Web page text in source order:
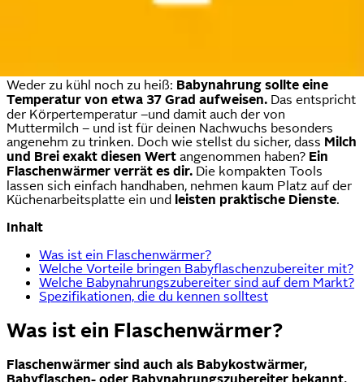
Weder zu kühl noch zu heiß: Babynahrung sollte eine
Temperatur von etwa 37 Grad aufweisen. Das entspricht
der Körpertemperatur –und damit auch der von
Muttermilch – und ist für deinen Nachwuchs besonders
angenehm zu trinken. Doch wie stellst du sicher, dass Milch
und Brei exakt diesen Wert angenommen haben? Ein
Flaschenwärmer verrät es dir. Die kompakten Tools
lassen sich einfach handhaben, nehmen kaum Platz auf der
Küchenarbeitsplatte ein und leisten praktische Dienste.
Inhalt
Was ist ein Flaschenwärmer?
Welche Vorteile bringen Babyflaschenzubereiter mit?
Welche Babynahrungszubereiter sind auf dem Markt?
Spezifikationen, die du kennen solltest
Was ist ein Flaschenwärmer?
Flaschenwärmer sind auch als Babykostwärmer,